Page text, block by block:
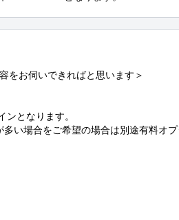
をお伺いできればと思います＞
となります。
い場合をご希望の場合は別途有料オプ